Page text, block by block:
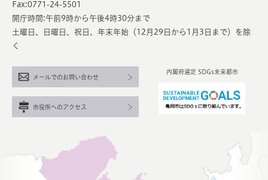
Fax:0771-24-5501
開庁時間:午前9時から午後4時30分まで
土曜日、日曜日、祝日、年末年始（12月29日から1月3日まで）を除
く
内閣府選定 SDGs未来都市
メールでのお問い合わせ
市役所へのアクセス